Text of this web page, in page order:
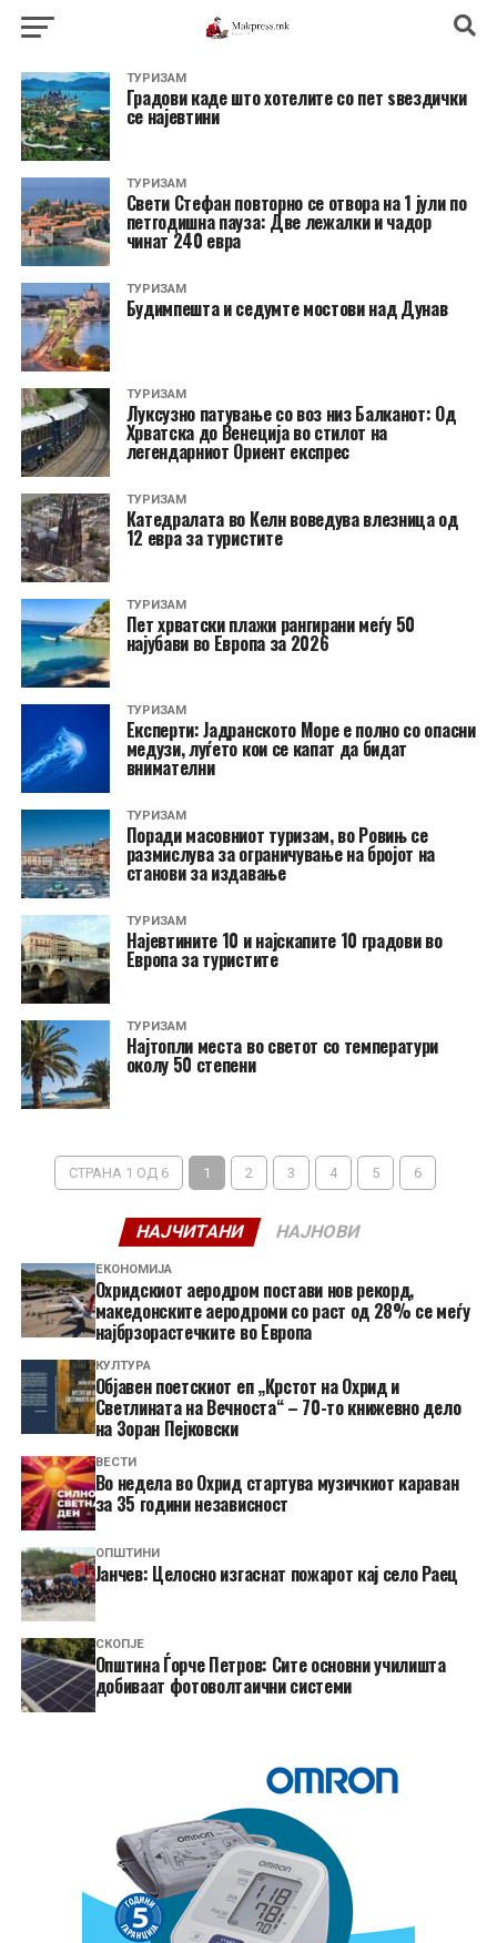
ТУРИЗАМ
Градови каде што хотелите со пет ѕвездички
се најевтини
ТУРИЗАМ
Свети Стефан повторно се отвора на 1 јули по
петгодишна пауза: Две лежалки и чадор
чинат 240 евра
ТУРИЗАМ
Будимпешта и седумте мостови над Дунав
ТУРИЗАМ
Луксузно патување со воз низ Балканот: Од
Хрватска до Венеција во стилот на
легендарниот Ориент експрес
ТУРИЗАМ
Катедралата во Келн воведува влезница од
12 евра за туристите
ТУРИЗАМ
Пет хрватски плажи рангирани меѓу 50
најубави во Европа за 2026
ТУРИЗАМ
Експерти: Јадранското Море е полно со опасни
медузи, луѓето кои се капат да бидат
внимателни
ТУРИЗАМ
Поради масовниот туризам, во Ровињ се
размислува за ограничување на бројот на
станови за издавање
ТУРИЗАМ
Најевтините 10 и најскапите 10 градови во
Европа за туристите
ТУРИЗАМ
Најтопли места во светот со температури
околу 50 степени
СТРАНА 1 ОД 6 1 2 3 4 5 6
НАЈЧИТАНИ НАЈНОВИ
ЕКОНОМИЈА
Охридскиот аеродром постави нов рекорд,
македонските аеродроми со раст од 28% се меѓу
најбрзорастечките во Европа
КУЛТУРА
Објавен поетскиот еп „Крстот на Охрид и
Светлината на Вечноста“ – 70-то книжевно дело
на Зоран Пејковски
ВЕСТИ
Во недела во Охрид стартува музичкиот караван
за 35 години независност
ОПШТИНИ
Јанчев: Целосно изгаснат пожарот кај село Раец
СКОПЈЕ
Општина Ѓорче Петров: Сите основни училишта
добиваат фотоволтаични системи